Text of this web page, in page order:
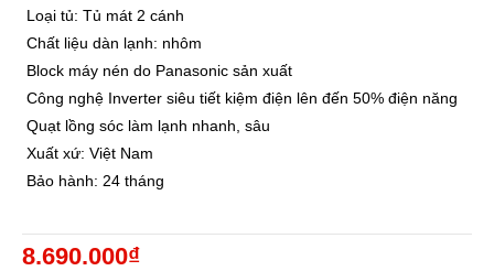
Loại tủ: Tủ mát 2 cánh
Chất liệu dàn lạnh: nhôm
Block máy nén do Panasonic sản xuất
Công nghệ Inverter siêu tiết kiệm điện lên đến 50% điện năng
Quạt lồng sóc làm lạnh nhanh, sâu
Xuất xứ: Việt Nam
Bảo hành: 24 tháng
8.690.000₫